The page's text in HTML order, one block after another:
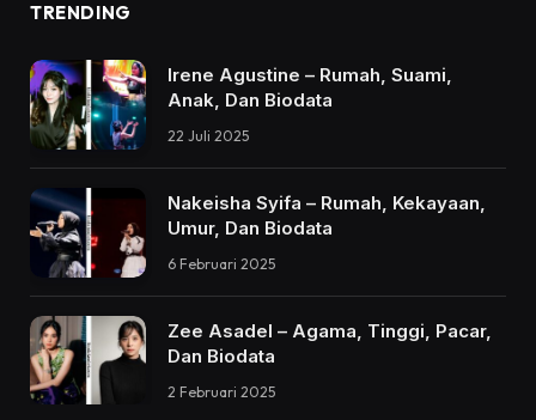
TRENDING
Irene Agustine – Rumah, Suami,
Anak, Dan Biodata
22 Juli 2025
Nakeisha Syifa – Rumah, Kekayaan,
Umur, Dan Biodata
6 Februari 2025
Zee Asadel – Agama, Tinggi, Pacar,
Dan Biodata
2 Februari 2025